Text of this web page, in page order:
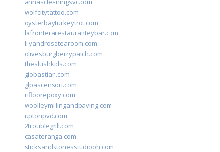
annascleaningsvc.com
wolfcitytattoo.com
oysterbayturkeytrot.com
lafronterarestauranteybar.com
lilyandrosetearoom.com
olivesburgberrypatch.com
theslushkids.com
giobastian.com
glpascensori.com
rifloorepoxy.com
woolleymillingandpaving.com
uptonpvd.com
2troublegrill.com
casateranga.com
sticksandstonesstudiooh.com